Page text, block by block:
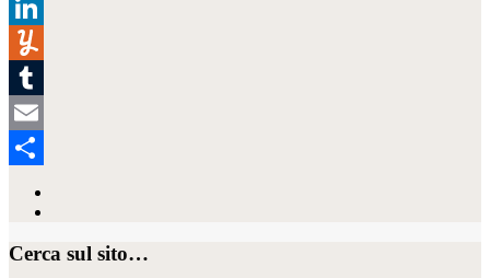
Pinterest
LinkedIn
Yummly
Tumblr
Email
Cerca sul sito…